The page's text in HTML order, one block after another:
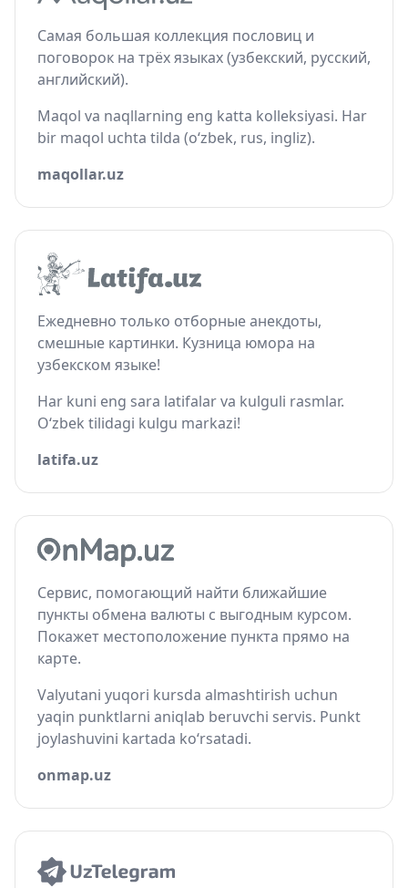
Самая большая коллекция пословиц и
поговорок на трёх языках (узбекский, русский,
английский).
Maqol va naqllarning eng katta kolleksiyasi. Har
bir maqol uchta tilda (o‘zbek, rus, ingliz).
maqollar.uz
Ежедневно только отборные анекдоты,
смешные картинки. Кузница юмора на
узбекском языке!
Har kuni eng sara latifalar va kulguli rasmlar.
O‘zbek tilidagi kulgu markazi!
latifa.uz
Сервис, помогающий найти ближайшие
пункты обмена валюты с выгодным курсом.
Покажет местоположение пункта прямо на
карте.
Valyutani yuqori kursda almashtirish uchun
yaqin punktlarni aniqlab beruvchi servis. Punkt
joylashuvini kartada ko‘rsatadi.
onmap.uz